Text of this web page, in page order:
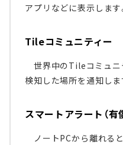
アプリなどに表示します
Tileコミュニティー
世界中のTileコミュニ
検知した場所を通知しま
スマートアラート（有
ノートPCから離れる